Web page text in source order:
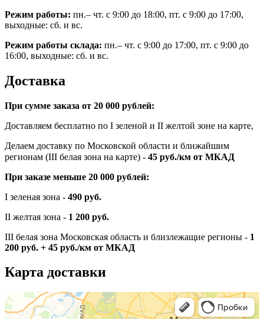
Режим работы: пн.– чт. с 9:00 до 18:00, пт. с 9:00 до 17:00,
выходные: сб. и вс.
Режим работы склада: пн.– чт. с 9:00 до 17:00, пт. с 9:00 до
16:00, выходные: сб. и вс.
Доставка
При сумме заказа от 20 000 рублей:
Доставляем бесплатно по I зеленой и II желтой зоне на карте,
Делаем доставку по Московской области и ближайшим
регионам (III белая зона на карте) - 45 руб./км от МКАД
При заказе меньше 20 000 рублей:
I зеленая зона - 490 руб.
II желтая зона - 1 200 руб.
III белая зона Московская область и близлежащие регионы - 1
200 руб. + 45 руб./км от МКАД
Карта доставки